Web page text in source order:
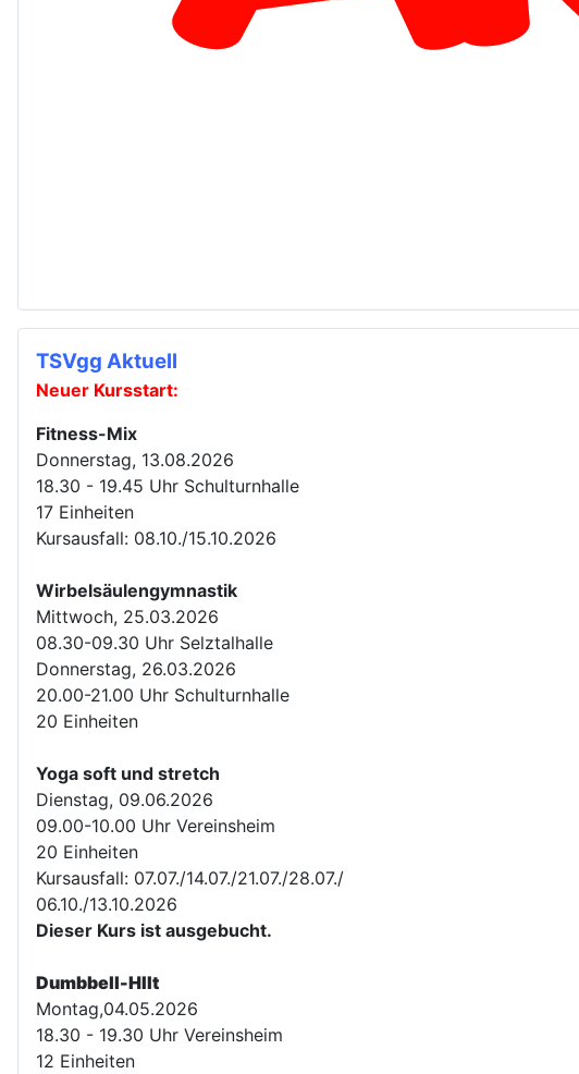
TSVgg Aktuell
Neuer Kursstart:
Fitness-Mix
Donnerstag, 13.08.2026
18.30 - 19.45 Uhr Schulturnhalle
17 Einheiten
Kursausfall: 08.10./15.10.2026
Wirbelsäulengymnastik
Mittwoch, 25.03.2026
08.30-09.30 Uhr Selztalhalle
Donnerstag, 26.03.2026
20.00-21.00 Uhr Schulturnhalle
20 Einheiten
Yoga soft und stretch
Dienstag, 09.06.2026
09.00-10.00 Uhr Vereinsheim
20 Einheiten
Kursausfall: 07.07./14.07./21.07./28.07./
06.10./13.10.2026
Dieser Kurs ist ausgebucht.
Dumbbell-HIIt
Montag,04.05.2026
18.30 - 19.30 Uhr Vereinsheim
12 Einheiten